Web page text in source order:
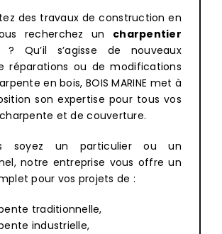
des travaux de construction en
recherchez un charpentier
? Qu’il s’agisse de nouveaux
réparations ou de modifications
en bois, BOIS MARINE met à
son expertise pour tous vos
et de couverture.
soyez un particulier ou un
notre entreprise vous offre un
pour vos projets de :
traditionnelle,
industrielle,